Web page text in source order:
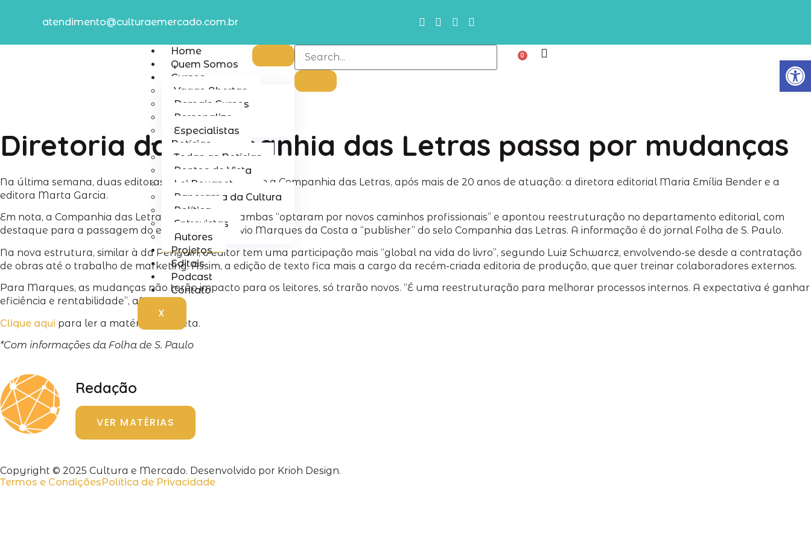
atendimento@culturaemercado.com.br
Home
Quem Somos
Cursos
Vagas Abertas
Demais Cursos
Personalize
Especialistas
Notícias
Todas as Notícias
Pontos de Vista
Lei Rouanet
Panorama da Cultura
Política
Entrevistas
Autores
Projetos
Editais
Podcast
Contato
X
0
Diretoria da Companhia das Letras passa por mudanças
Na última semana, duas editoras veteranas deixaram a Companhia das Letras, após mais de 20 anos de atuação: a diretora editorial Maria Emília Bender e a
editora Marta Garcia.
Em nota, a Companhia das Letras informou que ambas “optaram por novos caminhos profissionais” e apontou reestruturação no departamento editorial, com
destaque para a passagem do editor-sênior Otávio Marques da Costa a “publisher” do selo Companhia das Letras. A informação é do jornal Folha de S. Paulo.
Na nova estrutura, similar à da Penguin, o editor tem uma participação mais “global na vida do livro”, segundo Luiz Schwarcz, envolvendo-se desde a contratação
de obras até o trabalho de marketing. Assim, a edição de texto fica mais a cargo da recém-criada editoria de produção, que quer treinar colaboradores externos.
Para Marques, as mudanças não terão impacto para os leitores, só trarão novos. “É uma reestruturação para melhorar processos internos. A expectativa é ganhar
eficiência e rentabilidade”, afirma.
Clique aqui para ler a matéria completa.
*Com informações da Folha de S. Paulo
Redação
VER MATÉRIAS
Copyright © 2025 Cultura e Mercado. Desenvolvido por Krioh Design.
Termos e CondiçõesPolítica de Privacidade
Abrir